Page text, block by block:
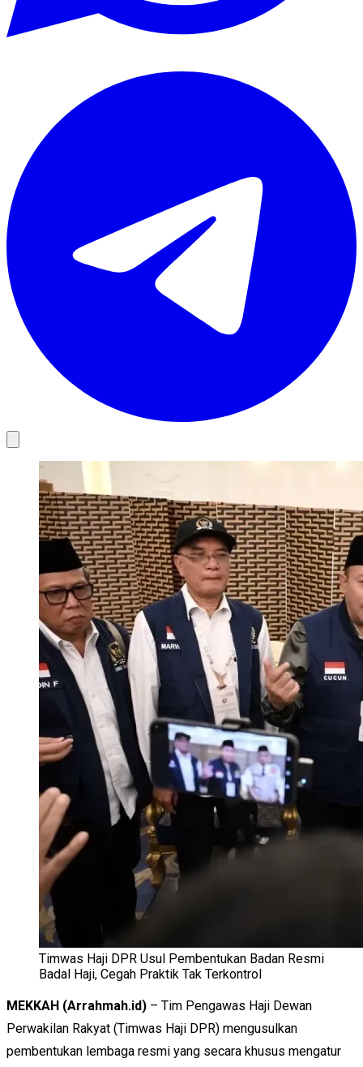
Timwas Haji DPR Usul Pembentukan Badan Resmi
Badal Haji, Cegah Praktik Tak Terkontrol
MEKKAH (Arrahmah.id) – Tim Pengawas Haji Dewan
Perwakilan Rakyat (Timwas Haji DPR) mengusulkan
pembentukan lembaga resmi yang secara khusus mengatur